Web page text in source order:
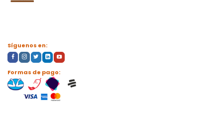
Síguenos en:
Formas de pago: